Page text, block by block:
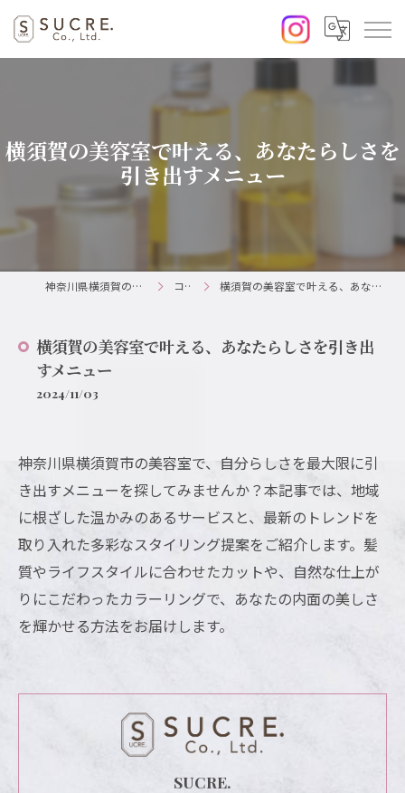
横須賀の美容室で叶える、あなたらしさを
引き出すメニュー
神奈川県横須賀の美容室ならSUCRE. コラム 横須賀の美容室で叶える、あなたらしさを引き出すメニュー
横須賀の美容室で叶える、あなたらしさを引き出
すメニュー
2024/11/03
神奈川県横須賀市の美容室で、自分らしさを最大限に引
き出すメニューを探してみませんか？本記事では、地域
に根ざした温かみのあるサービスと、最新のトレンドを
取り入れた多彩なスタイリング提案をご紹介します。髪
質やライフスタイルに合わせたカットや、自然な仕上が
りにこだわったカラーリングで、あなたの内面の美しさ
を輝かせる方法をお届けします。
SUCRE.